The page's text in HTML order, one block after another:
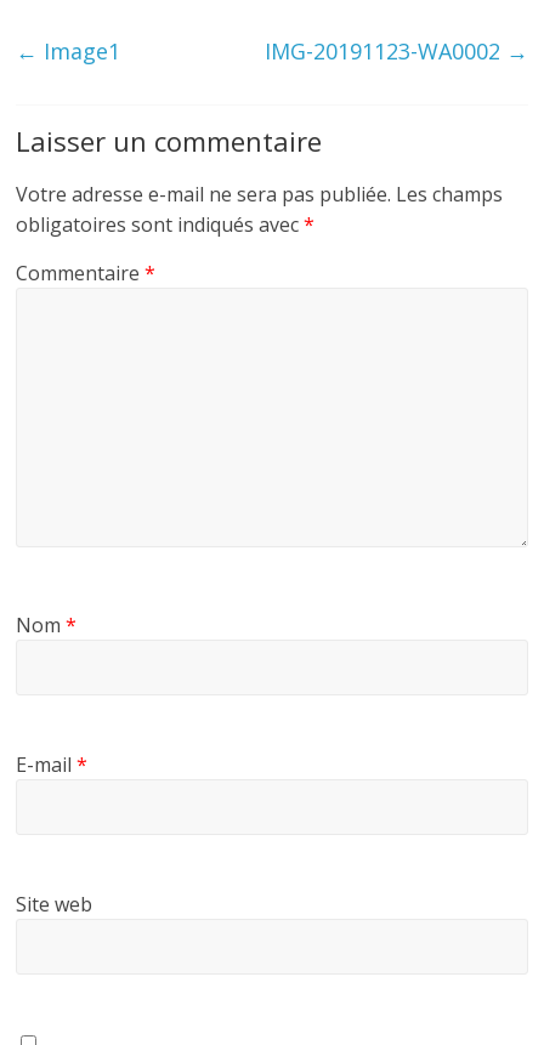
← Image1 IMG-20191123-WA0002 →
Laisser un commentaire
Votre adresse e-mail ne sera pas publiée. Les champs
obligatoires sont indiqués avec*
Commentaire*
Nom*
E-mail*
Site web